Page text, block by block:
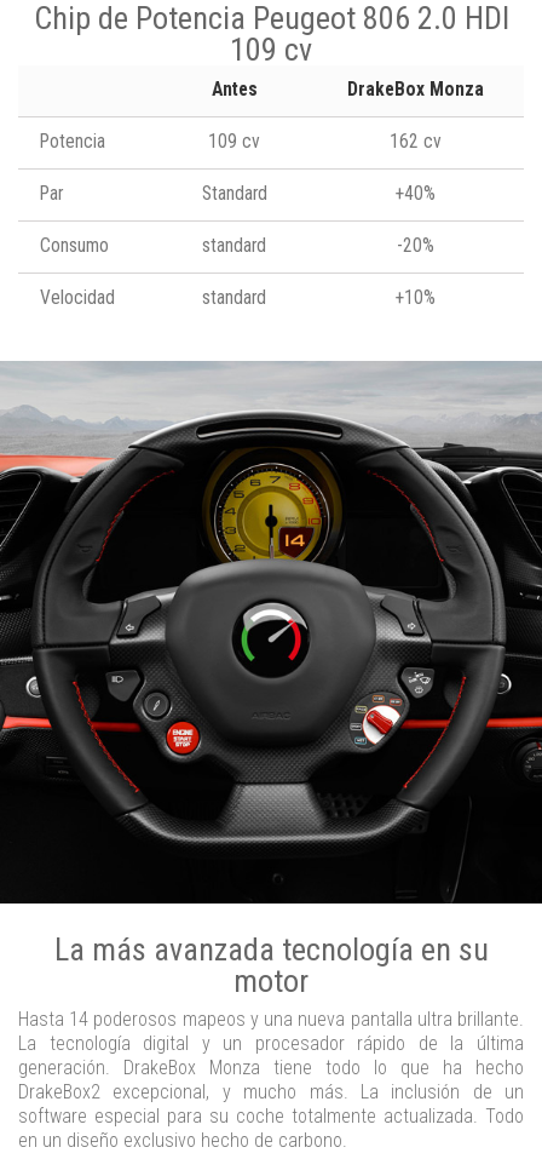
Chip de Potencia Peugeot 806 2.0 HDI
109 cv
Antes DrakeBox Monza
Potencia 109 cv 162 cv
Par Standard +40%
Consumo standard -20%
Velocidad standard +10%
La más avanzada tecnología en su
motor
Hasta 14 poderosos mapeos y una nueva pantalla ultra brillante.
La tecnología digital y un procesador rápido de la última
generación. DrakeBox Monza tiene todo lo que ha hecho
DrakeBox2 excepcional, y mucho más. La inclusión de un
software especial para su coche totalmente actualizada. Todo
en un diseño exclusivo hecho de carbono.